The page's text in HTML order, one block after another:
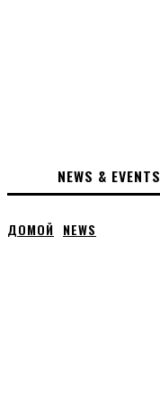
NEWS & EVENTS
ДОМОЙ NEWS